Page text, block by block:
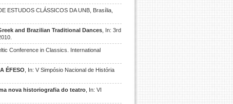
ESTUDOS CLÁSSICOS DA UNB, Brasília,
and Brazilian Traditional Dances , In: 3rd
Conference in Classics. International
ÉFESO , In: V Simpósio Nacional de História
nova historiografia do teatro , In: VI